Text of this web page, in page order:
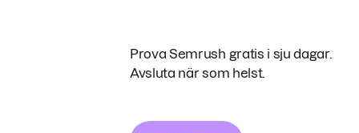
Prova Semrush gratis i sju dagar.
Avsluta när som helst.